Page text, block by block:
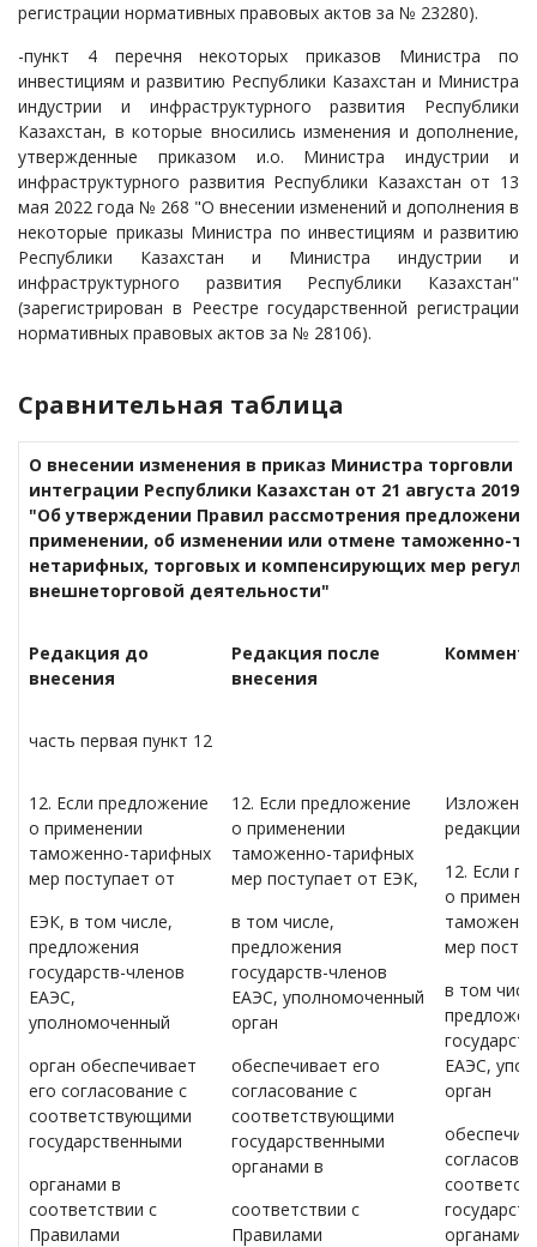
регистрации нормативных правовых актов за № 23280).
-пункт 4 перечня некоторых приказов Министра по
инвестициям и развитию Республики Казахстан и Министра
индустрии и инфраструктурного развития Республики
Казахстан, в которые вносились изменения и дополнение,
утвержденные приказом и.о. Министра индустрии и
инфраструктурного развития Республики Казахстан от 13
мая 2022 года № 268 "О внесении изменений и дополнения в
некоторые приказы Министра по инвестициям и развитию
Республики Казахстан и Министра индустрии и
инфраструктурного развития Республики Казахстан"
(зарегистрирован в Реестре государственной регистрации
нормативных правовых актов за № 28106).
Сравнительная таблица
О внесении изменения в приказ Министра торговли и
интеграции Республики Казахстан от 21 августа 2019
"Об утверждении Правил рассмотрения предложений
применении, об изменении или отмене таможенно-
нетарифных, торговых и компенсирующих мер
внешнеторговой деятельности"
Редакция до
внесения
Редакция после
внесения
часть первая пункт 12
12. Если предложение
о применении
таможенно-тарифных
мер поступает от
ЕЭК, в том числе,
предложения
государств-членов
ЕАЭС,
уполномоченный
орган обеспечивает
его согласование с
соответствующими
государственными
органами в
соответствии с
Правилами
12. Если предложение
о применении
таможенно-тарифных
мер поступает от ЕЭК,
в том числе,
предложения
государств-членов
ЕАЭС, уполномоченный
орган
обеспечивает его
согласование с
соответствующими
государственными
органами в
соответствии с
Правилами
Изложен
редакции:
12. Если
о
мер
в том
ЕАЭС,
орган
органами в